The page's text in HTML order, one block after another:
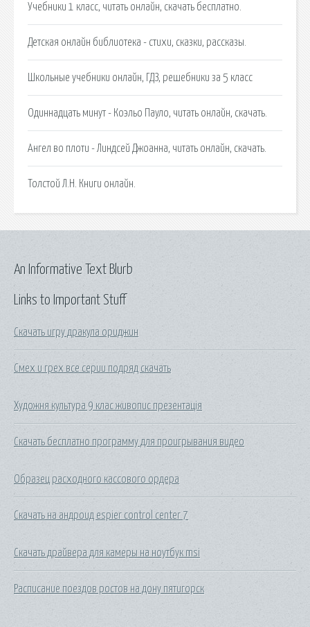
Учебники 1 класс, читать онлайн, скачать бесплатно.
Детская онлайн библиотека - стихи, сказки, рассказы.
Школьные учебники онлайн, ГДЗ, решебники за 5 класс
Одиннадцать минут - Коэльо Пауло, читать онлайн, скачать.
Ангел во плоти - Линдсей Джоанна, читать онлайн, скачать.
Толстой Л.Н. Книги онлайн.
Links to Important Stuff
Скачать игру дракула ориджин
Смех и грех все серии подряд скачать
Художня культура 9 клас живопис презентація
Скачать бесплатно программу для проигрывания видео
Образец расходного кассового ордера
Скачать на андроид espier control center 7
Скачать драйвера для камеры на ноутбук msi
Расписание поездов ростов на дону пятигорск
An Informative Text Blurb